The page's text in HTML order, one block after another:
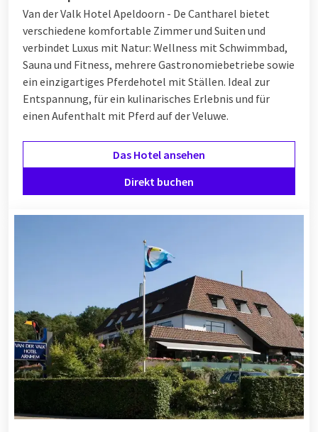
Van der Valk Hotel Apeldoorn - De Cantharel bietet
verschiedene komfortable Zimmer und Suiten und
verbindet Luxus mit Natur: Wellness mit Schwimmbad,
Sauna und Fitness, mehrere Gastronomiebetriebe sowie
ein einzigartiges Pferdehotel mit Ställen. Ideal zur
Entspannung, für ein kulinarisches Erlebnis und für
einen Aufenthalt mit Pferd auf der Veluwe.
Das Hotel ansehen
Direkt buchen